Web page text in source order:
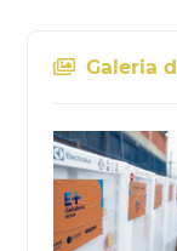
Galeria